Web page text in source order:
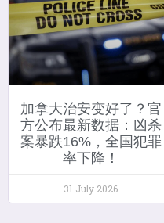
加拿大治安变好了？官
方公布最新数据：凶杀
案暴跌16%，全国犯罪
率下降！
31 July 2026